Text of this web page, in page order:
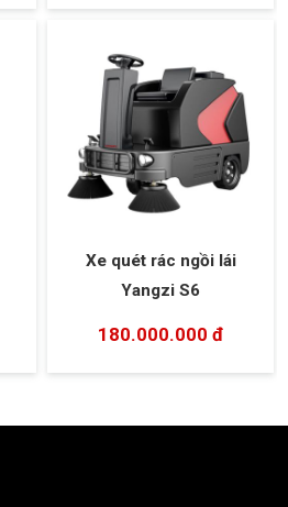
Xe quét rác ngồi lái
Yangzi S6
180.000.000 đ